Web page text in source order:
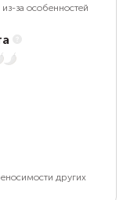
за особенностей
других